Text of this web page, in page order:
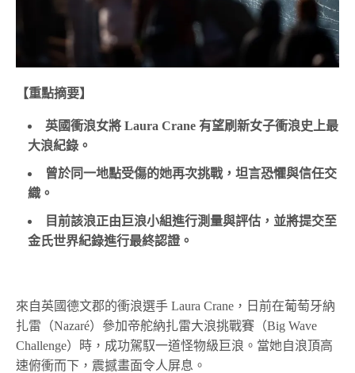
【重點摘要】
英國衝浪女將 Laura Crane 有望刷新女子衝浪史上最
大浪紀錄。
曾於同一地點受傷的她再次挑戰，坦言恐懼與信任交
織。
目前該浪正由巨浪小組進行測量與評估，並將提交至
金氏世界紀錄進行最終認證。
來自英國德文郡的衝浪選手 Laura Crane，日前在葡萄牙納
扎雷（Nazaré）參加帝舵納扎雷大浪挑戰賽（Big Wave
Challenge）時，成功駕馭一道怪物級巨浪。當她自浪頂高
速俯衝而下，震撼畫面令人屏息。